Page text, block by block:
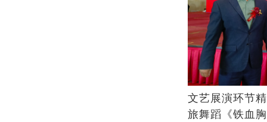
文艺展演环节
旅舞蹈《铁血